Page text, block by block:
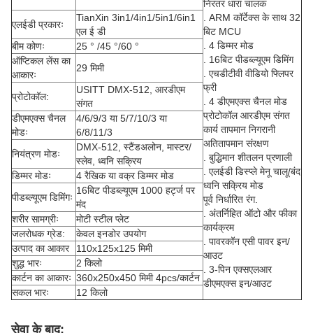
निरंतर धारा चालक
. ARM कॉर्टेक्स के साथ 32
बिट MCU
. 4 डिम्मर मोड
. 16बिट पीडब्ल्यूएम डिमिंग
. एचडीटीवी वीडियो फ्लिपर
फ्री
. 4 डीएमएक्स चैनल मोड
प्रोटोकॉल आरडीएम संगत
कार्य तापमान निगरानी
अतितापमान संरक्षण
. बुद्धिमान शीतलन प्रणाली
. एलईडी डिस्प्ले मेनू चालू/बंद
ध्वनि सक्रिय मोड
पूर्व निर्धारित रंग.
. अंतर्निहित ऑटो और फीका
कार्यक्रम
. पावरकॉन एसी पावर इन/
आउट
. 3-पिन एक्सएलआर
डीएमएक्स इन/आउट
एलईडी प्रकारः
TianXin 3in1/4in1/5in1/6in1
एल ई डी
बीम कोणः
25 ° /45 °/60 °
ऑप्टिकल लेंस का
आकारः
29 मिमी
प्रोटोकॉल:
USITT DMX-512, आरडीएम
संगत
डीएमएक्स चैनल
मोडः
4/6/9/3 या 5/7/10/3 या
6/8/11/3
नियंत्रण मोडः
DMX-512, स्टैंडअलोन, मास्टर/
स्लेव, ध्वनि सक्रिय
डिम्मर मोडः
4 रैखिक या वक्र डिम्मर मोड
पीडब्ल्यूएम डिमिंगः
16बिट पीडब्ल्यूएम 1000 हर्ट्ज पर
मंद
शरीर सामग्रीः
मोटी स्टील प्लेट
जलरोधक ग्रेड:
केवल इनडोर उपयोग
उत्पाद का आकार
110x125x125 मिमी
शुद्ध भारः
2 किलो
कार्टन का आकारः 360x250x450 मिमी 4pcs/कार्टन
सकल भारः
12 किलो
सेवा के बाद: